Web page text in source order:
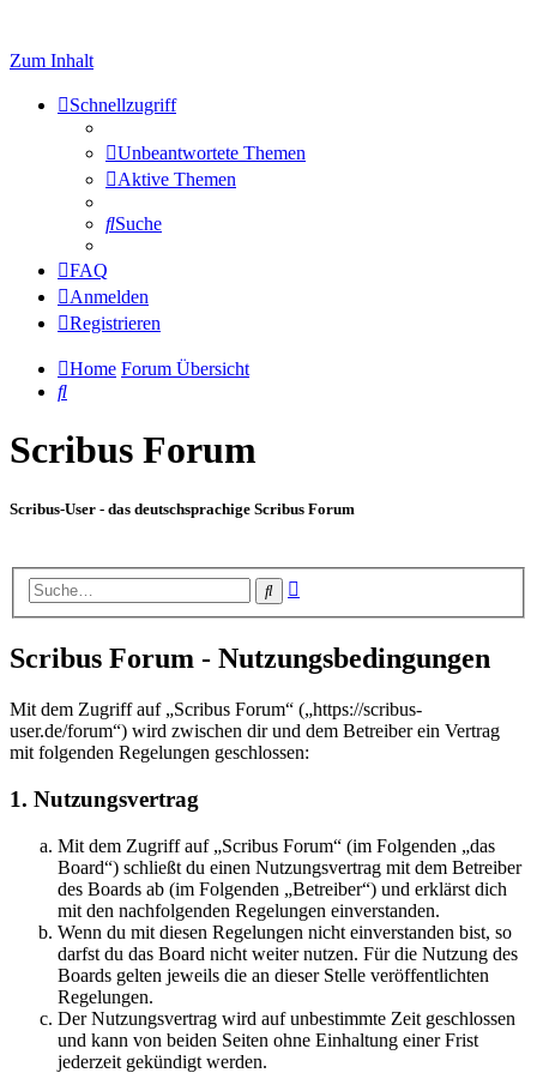
Zum Inhalt
Schnellzugriff
Unbeantwortete Themen
Aktive Themen
Suche
FAQ
Anmelden
Registrieren
Home Forum Übersicht
Suche
Scribus Forum
Scribus-User - das deutschsprachige Scribus Forum
Suche
Scribus Forum - Nutzungsbedingungen
Mit dem Zugriff auf „Scribus Forum“ („https://scribus-
user.de/forum“) wird zwischen dir und dem Betreiber ein Vertrag
mit folgenden Regelungen geschlossen:
1. Nutzungsvertrag
Mit dem Zugriff auf „Scribus Forum“ (im Folgenden „das
Board“) schließt du einen Nutzungsvertrag mit dem Betreiber
des Boards ab (im Folgenden „Betreiber“) und erklärst dich
mit den nachfolgenden Regelungen einverstanden.
Wenn du mit diesen Regelungen nicht einverstanden bist, so
darfst du das Board nicht weiter nutzen. Für die Nutzung des
Boards gelten jeweils die an dieser Stelle veröffentlichten
Regelungen.
Der Nutzungsvertrag wird auf unbestimmte Zeit geschlossen
und kann von beiden Seiten ohne Einhaltung einer Frist
jederzeit gekündigt werden.